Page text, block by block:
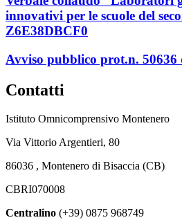
innovativi per le scuole del
Z6E38DBCF0
Avviso pubblico prot.n. 50636
Contatti
Istituto Omnicomprensivo Montenero
Via Vittorio Argentieri, 80
86036 , Montenero di Bisaccia (CB)
CBRI070008
Centralino (+39) 0875 968749